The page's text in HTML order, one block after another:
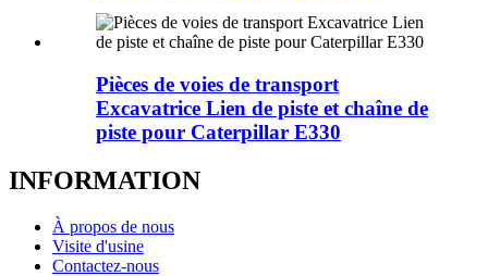
Pièces de voies de transport
Excavatrice Lien de piste et chaîne de
piste pour Caterpillar E330
INFORMATION
À propos de nous
Visite d'usine
Contactez-nous